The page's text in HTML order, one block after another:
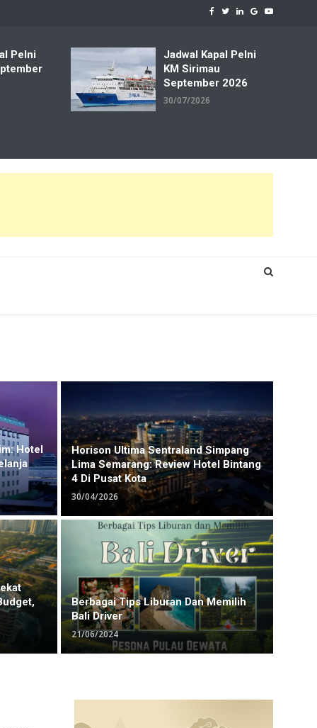
Pelni
Jadwal Kapal Pelni
KM Sirimau
September 2026
30/07/2026
Hotel
Horison Ultima Sentraland Simpang
Lima Semarang: Review Hotel Bintang
4 Di Pusat Kota
30/04/2026
Berbagai Tips Liburan Dan Memilih
Bali Driver
21/06/2024